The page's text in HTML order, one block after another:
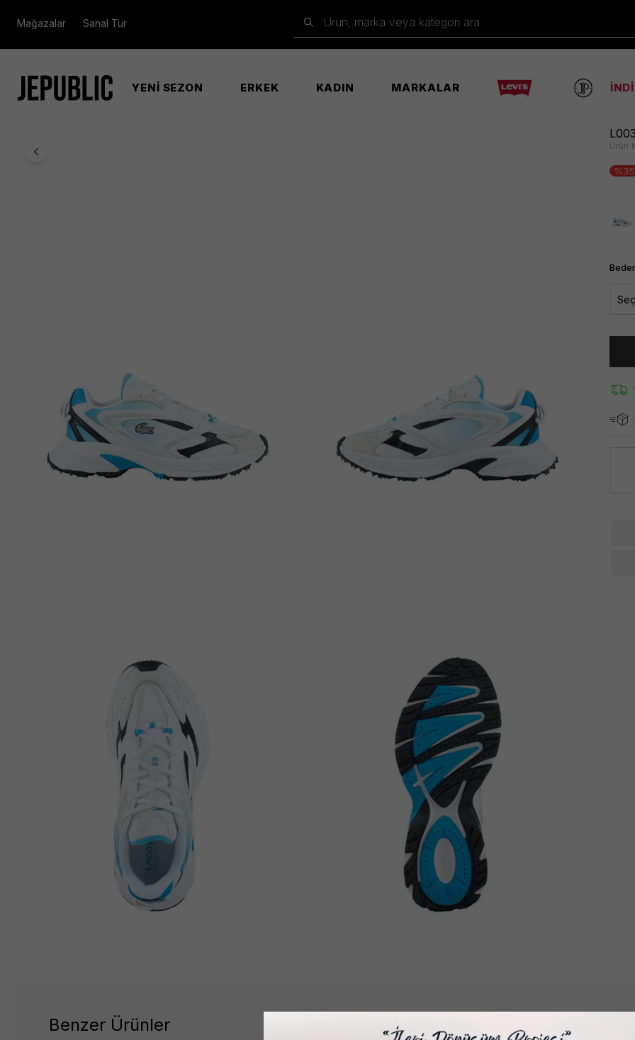
Mağazalar Sanal Tur Ürün, marka veya kategori ara
YENİ SEZON ERKEK KADIN MARKALAR
L003 Neo Shot Erkek Wht/blu Ayakkabı
Erkek
Anasayfa
Ürün
%35
Benzer Ürünler